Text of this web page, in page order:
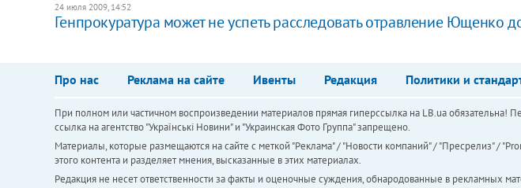
24 июля 2009, 14:52
Генпрокуратура может не успеть расследовать отравление Ющенко
Про нас Реклама на сайте Ивенты Редакция Политики и
При полном или частичном воспроизведении материалов прямая гиперссылка на LB.ua обязательна!
ссылка на агентство "Українськi Новини" и "Украинская Фото Группа" запрещено.
Материалы, которые размещаются на сайте с меткой "Реклама" / "Новости компаний" / "Пресрелиз" /
этого контента и разделяет мнения, высказанные в этих материалах.
Редакция не несет ответственности за факты и оценочные суждения, обнародованные в рекламных